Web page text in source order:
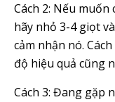
Cách 2: Nếu
hãy nhỏ 3-4 giọt
cảm nhận nó.
độ hiệu quả cũng
Cách 3: Đang gặp